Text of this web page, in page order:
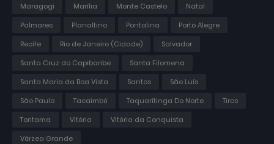
Maragogi
Marília Monte Castelo
Natal
Palmares
Planaltino Pontalina
Porto Alegre
Recife
Rio de Janeiro (Cidade)
Salvador
Santa Cruz do Capibaribe
Santa Filomena
Santa Maria da Boa Vista
Santos
São Luís
São Paulo
Tacaimbó Taquaritinga Do Norte
Tiros
Toritama
Vitória
Vitória da Conquista
Várzea Grande